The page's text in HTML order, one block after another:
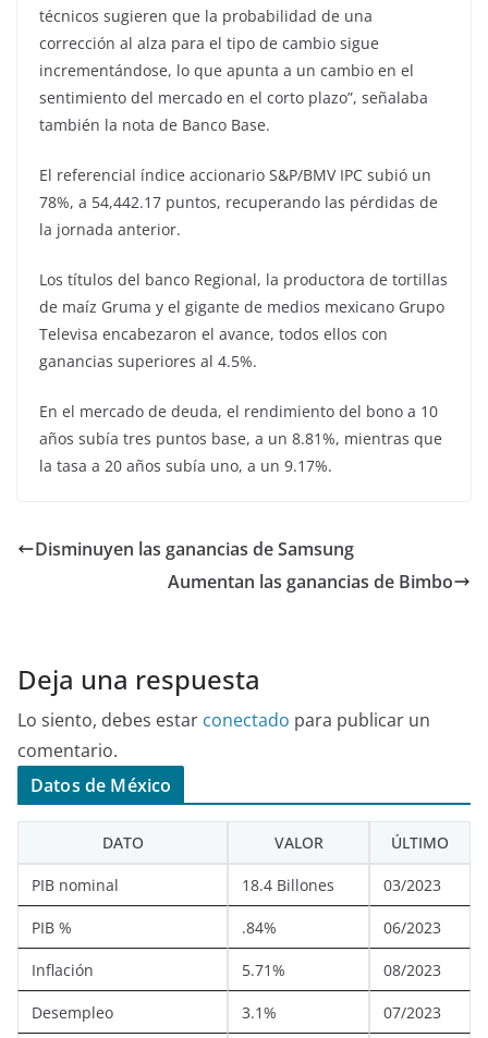
técnicos sugieren que la probabilidad de una
corrección al alza para el tipo de cambio sigue
incrementándose, lo que apunta a un cambio en el
sentimiento del mercado en el corto plazo”, señalaba
también la nota de Banco Base.
El referencial índice accionario S&P/BMV IPC subió un
78%, a 54,442.17 puntos, recuperando las pérdidas de
la jornada anterior.
Los títulos del banco Regional, la productora de tortillas
de maíz Gruma y el gigante de medios mexicano Grupo
Televisa encabezaron el avance, todos ellos con
ganancias superiores al 4.5%.
En el mercado de deuda, el rendimiento del bono a 10
años subía tres puntos base, a un 8.81%, mientras que
la tasa a 20 años subía uno, a un 9.17%.
Disminuyen las ganancias de Samsung
Aumentan las ganancias de Bimbo
Deja una respuesta
Lo siento, debes estar conectado para publicar un
comentario.
Datos de México
DATO VALOR ÚLTIMO
PIB nominal 18.4 Billones 03/2023
PIB % .84% 06/2023
Inflación 5.71% 08/2023
Desempleo 3.1% 07/2023